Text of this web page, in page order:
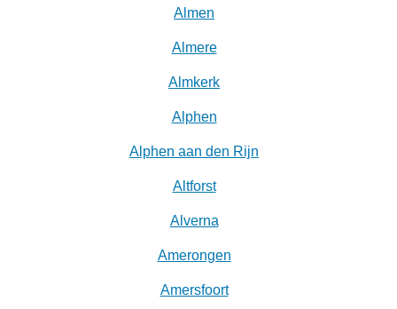
Almen
Almere
Almkerk
Alphen
Alphen aan den Rijn
Altforst
Alverna
Amerongen
Amersfoort